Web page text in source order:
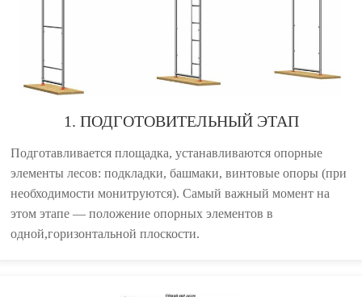
1. ПОДГОТОВИТЕЛЬНЫЙ ЭТАП
Подготавливается площадка, устанавливаются опорные
элементы лесов: подкладки, башмаки, винтовые опоры (при
необходимости монитруются). Самый важный момент на
этом этапе — положение опорных элементов в
одной,горизонтальной плоскости.